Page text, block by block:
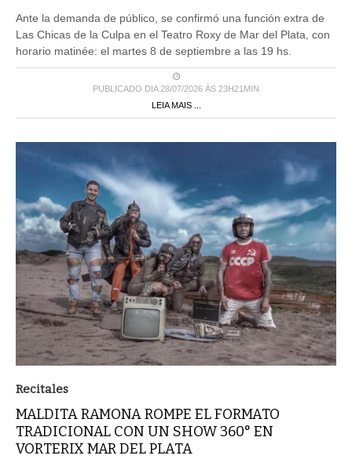
Ante la demanda de público, se confirmó una función extra de
Las Chicas de la Culpa en el Teatro Roxy de Mar del Plata, con
horario matinée: el martes 8 de septiembre a las 19 hs.
PUBLICADO DIA 28/07/2026 ÀS 23H21MIN
LEIA MAIS ...
Recitales
MALDITA RAMONA ROMPE EL FORMATO
TRADICIONAL CON UN SHOW 360° EN
VORTERIX MAR DEL PLATA